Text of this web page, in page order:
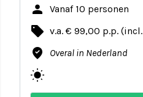
person Vanaf 10 personen
local_offer v.a. € 99,00 p.p.
where_to_vote Overal in Nederland
wb_sunny